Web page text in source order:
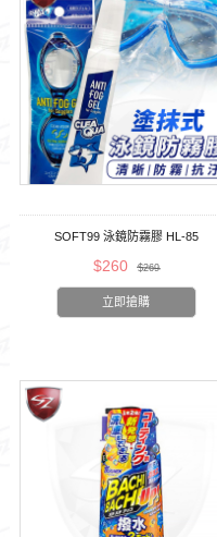
SOFT99 泳鏡防霧膠 HL-85
$260 $269
立即搶購